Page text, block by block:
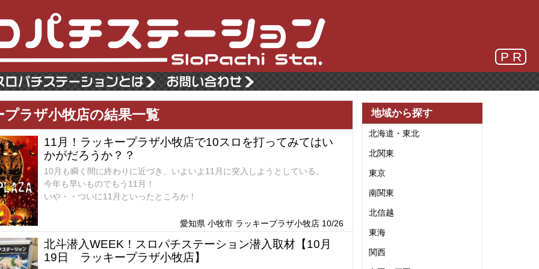
P R
ラザ小牧店の結果一覧
11月！ラッキープラザ小牧店で10スロを打ってみてはい
かがだろうか？？
10月も瞬く間に終わりに近づき、いよいよ11月に突入しようとしている。
今年も早いものでもう11月！
いや・・ついに11月といったところか！
愛知県 小牧市 ラッキープラザ小牧店 10/26
北斗潜入WEEK！スロパチステーション潜入取材【10月
19日 ラッキープラザ小牧店】
地域から探す
北海道・東北
北関東
東京
南関東
北信越
東海
関西